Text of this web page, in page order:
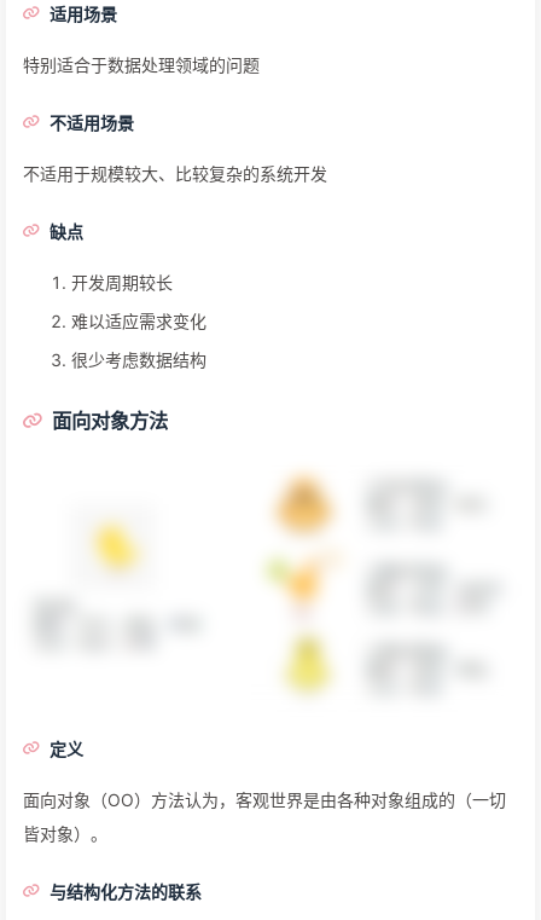
适用场景
特别适合于数据处理领域的问题
不适用场景
不适用于规模较大、比较复杂的系统开发
缺点
开发周期较长
难以适应需求变化
很少考虑数据结构
面向对象方法
定义
面向对象（OO）方法认为，客观世界是由各种对象组成的（一切
皆对象）。
与结构化方法的联系